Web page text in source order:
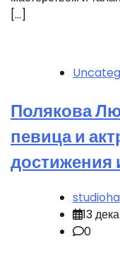
[…]
Полякова
певица и
достижения
13
0